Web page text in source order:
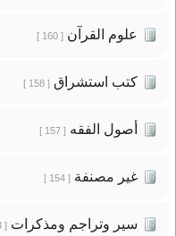
علوم القرآن[ 160 ]
كتب استشراق[ 158 ]
أصول الفقه[ 157 ]
غير مصنفة[ 154 ]
سير وتراجم ومذكرات[ 153 ]